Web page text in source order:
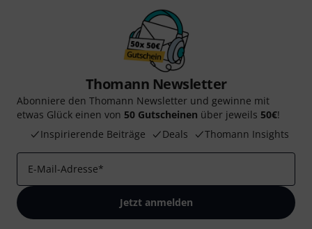
Thomann Newsletter
Abonniere den Thomann Newsletter und gewinne mit
etwas Glück einen von 50 Gutscheinen über jeweils 50€!
Inspirierende Beiträge
Deals Thomann Insights
E-Mail-Adresse*
Jetzt anmelden